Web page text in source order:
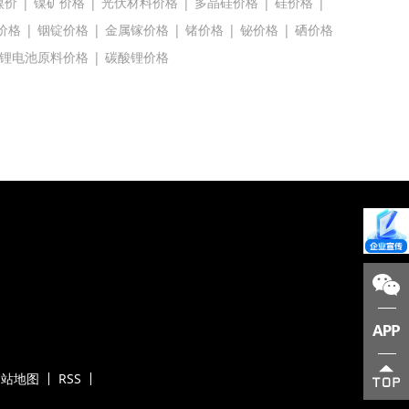
格 | 铟锭价格 | 金属镓价格 | 锗价格 | 铋价格 | 硒价格
锂电池原料价格 | 碳酸锂价格
地图 RSS